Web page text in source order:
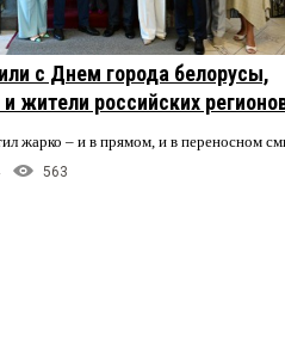
с Днем города белорусы,
жители российских
жарко – и в прямом, и в переносном
563